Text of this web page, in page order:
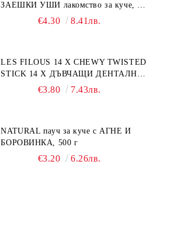
ЗАЕШКИ УШИ лакомство за куче, 50
€4.30 8.41лв.
LES FILOUS 14 X CHEWY TWISTED
STICK 14 X ДЪВЧАЩИ ДЕНТАЛНИ
СОЛЕТИ за куче, УВИТИ
€3.80 7.43лв.
NATURAL пауч за куче с АГНЕ И
БОРОВИНКА, 500 г
€3.20 6.26лв.